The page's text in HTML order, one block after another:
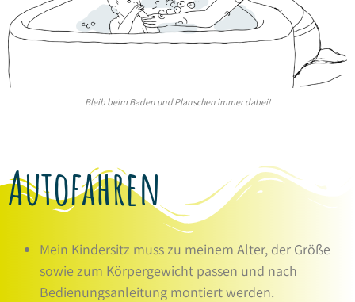
Bleib beim Baden und Planschen immer dabei!
Autofahren
Mein Kindersitz muss zu meinem Alter, der Größe
sowie zum Körpergewicht passen und nach
Bedienungsanleitung montiert werden.